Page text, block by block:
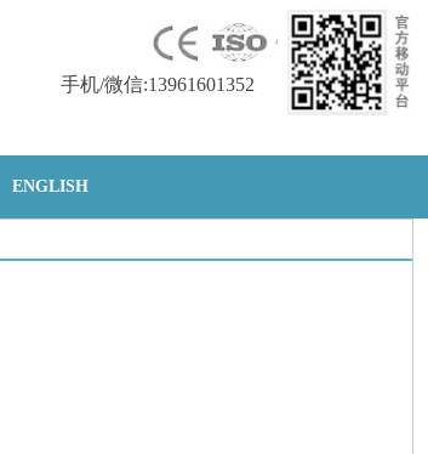
手机/微信:13961601352
ENGLISH